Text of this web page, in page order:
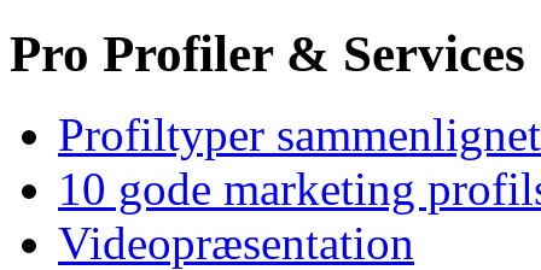
Pro Profiler & Services
Profiltyper sammenlignet
10 gode marketing
Videopræsentation